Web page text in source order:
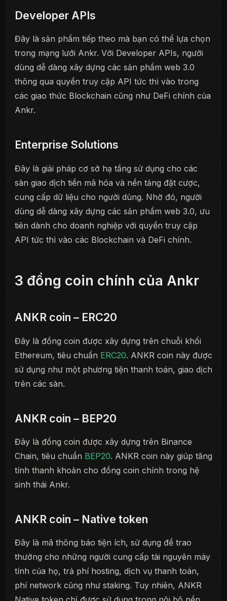
Developer APIs
Đây là sản phẩm tiếp theo mà bạn có thể lựa chọn
trong mạng lưới Ankr. Với Developer APIs, người
dùng dễ dàng xây dựng các sản phẩm web 3.0
thông qua quyền truy cập API tức thì vào trong
các giao thức Blockchain cũng như DeFi chính của
Ankr.
Enterprise Solutions
Đây là giải pháp cơ sở hạ tầng sử dụng cho các
sàn giao dịch tiền mã hóa và nền tảng đặt cược,
cung cấp dữ liệu cho người dùng. Nhờ đó, người
dùng dễ dàng xây dựng các sản phẩm web 3.0, ưu
tiên dành cho doanh nghiệp với quyền truy cập
API tức thì vào các Blockchain và DeFi chính.
3 đồng coin chính của Ankr
ANKR coin – ERC20
Đây là đồng coin được xây dựng trên chuỗi khối
Ethereum, tiêu chuẩn ERC20. ANKR coin này được
sử dụng như một phương tiện thanh toán, giao dịch
trên các sàn.
ANKR coin – BEP20
Đây là đồng coin được xây dựng trên Binance
Chain, tiêu chuẩn BEP20. ANKR coin này giúp tăng
tính thanh khoản cho đồng coin chính trong hệ
sinh thái Ankr.
ANKR coin – Native token
Đây là mã thông báo tiện ích, sử dụng để trao
thưởng cho những người cung cấp tài nguyên máy
tính của họ, trả phí hosting, dịch vụ thanh toán,
phí network cũng như staking. Tuy nhiên, ANKR